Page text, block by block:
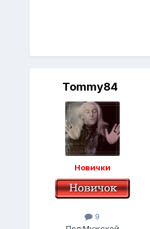
Tommy84
Новички
9